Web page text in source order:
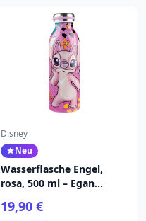
Disney
Neu
Wasserflasche Engel,
rosa, 500 ml – Egan
19,90 €